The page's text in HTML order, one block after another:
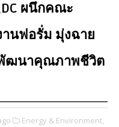
ผนึกคณะ
านฟอรั่ม มุ่งฉาย
พัฒนาคุณภาพชีวิต
Energy & Environment,